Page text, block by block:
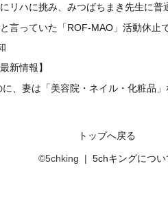
リハに挑み、みつばちまき先生に普
言っていた「ROF-MAO」活動休止
新情報】
、妻は「美容院・ネイル・化粧品
トップへ戻る
©5chking | 5chキングについ